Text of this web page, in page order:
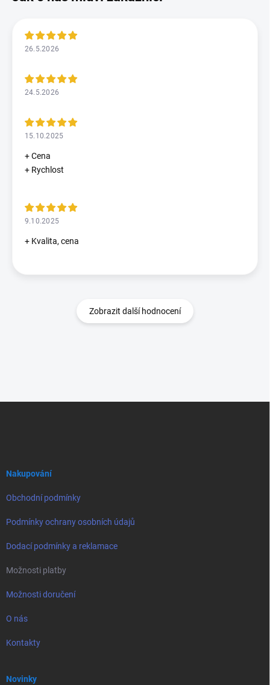
26.5.2026
24.5.2026
15.10.2025
+ Cena
+ Rychlost
9.10.2025
+ Kvalita, cena
Zobrazit další hodnocení
Nakupování
Obchodní podmínky
Podmínky ochrany osobních údajů
Dodací podmínky a reklamace
Možnosti platby
Možnosti doručení
O nás
Kontakty
Novinky